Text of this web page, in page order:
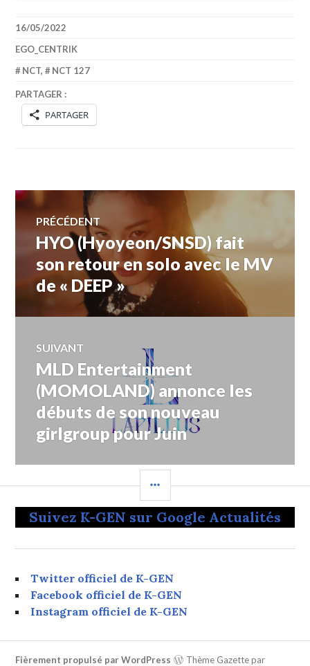
16/05/2022
EGO_CENTRIK
NCT, NCT 127
PARTAGER :
PARTAGER
Navigation
de
l’article
PRÉCÉDENT
Article
précédent :
HYO (Hyoyeon/SNSD) fait
son retour en solo avec le MV
de « DEEP »
SUIVANT
Article
Suivant:
MLD Entertainment
(MOMOLAND) annonce les
débuts de son nouveau
girlgroup pour Juin
LATÉRALE
Suivez K-GEN sur Google Actualités
Twitter officiel de K-GEN
Facebook officiel de K-GEN
Instagram officiel de K-GEN
Fièrement propulsé par WordPress Thème Gazette par